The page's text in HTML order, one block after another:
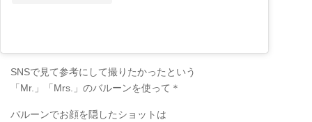
SNSで見て参考にして撮りたかったという
「Mr.」「Mrs.」のバルーンを使って＊
バルーンでお顔を隠したショットは